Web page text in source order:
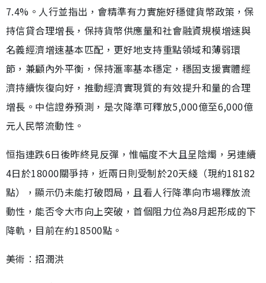
7.4%。人行並指出，會精準有力實施好穩健貨幣政策，保
持信貸合理增長，保持貨幣供應量和社會融資規模增速與
名義經濟增速基本匹配，更好地支持重點領域和薄弱環
節，兼顧內外平衡，保持滙率基本穩定，穩固支援實體經
濟持續恢復向好，推動經濟實現質的有效提升和量的合理
增長。中信證券預測，是次降準可釋放5,000億至6,000億
元人民幣流動性。
恒指連跌6日後昨終見反彈，惟幅度不大且呈陰燭，另連續
4日於18000關爭持，近兩日則受制於20天綫（現約18182
點），顯示仍未能打破悶局，且看人行降準向市場釋放流
動性，能否令大市向上突破，首個阻力位為8月起形成的下
降軌，目前在約18500點。
美術︰招潤洪